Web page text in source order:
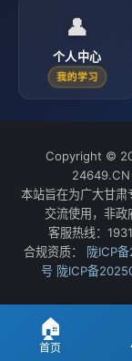
👤
个人中心
我的学习
Copyright ©
本站旨在为广大甘肃
交流使用，非
客服热线：
合规资质：
陇ICP
号 陇ICP备
🏠
首页